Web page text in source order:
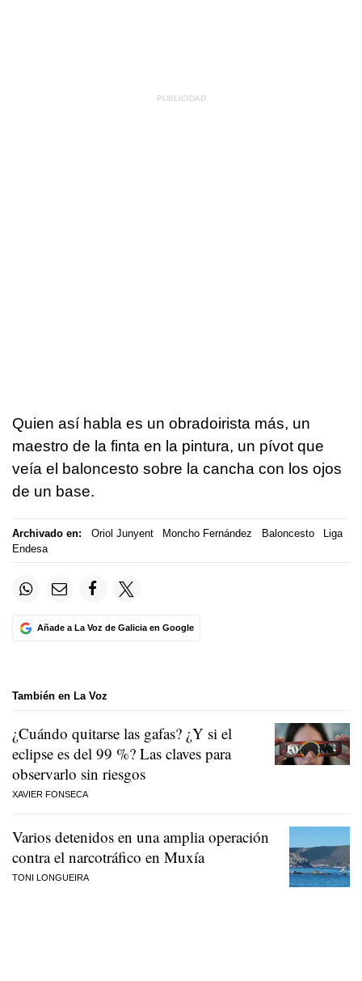
Quien así habla es un obradoirista más, un
maestro de la finta en la pintura, un pívot que
veía el baloncesto sobre la cancha con los ojos
de un base.
Archivado en: Oriol Junyent Moncho Fernández Baloncesto
Liga
Endesa
Añade a La Voz de Galicia en Google
También en La Voz
¿Cuándo quitarse las gafas? ¿Y si el
eclipse es del 99 %? Las claves para
observarlo sin riesgos
XAVIER FONSECA
Varios detenidos en una amplia operación
contra el narcotráfico en Muxía
TONI LONGUEIRA